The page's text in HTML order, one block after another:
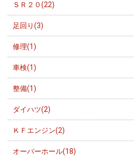
ＳＲ２０(22)
足回り(3)
修理(1)
車検(1)
整備(1)
ダイハツ(2)
ＫＦエンジン(2)
オーバーホール(18)